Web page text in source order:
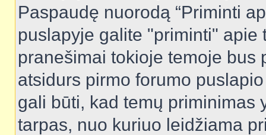
Paspaudę nuorodą “Priminti
puslapyje galite "priminti"
pranešimai tokioje temoje bus
atsidurs pirmo forumo
gali būti, kad temų priminimas
tarpas, nuo kuriuo leidžiama